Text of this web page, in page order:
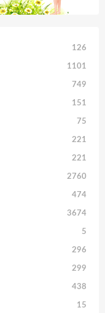
126
1101
749
151
75
221
221
2760
474
3674
5
296
299
438
15